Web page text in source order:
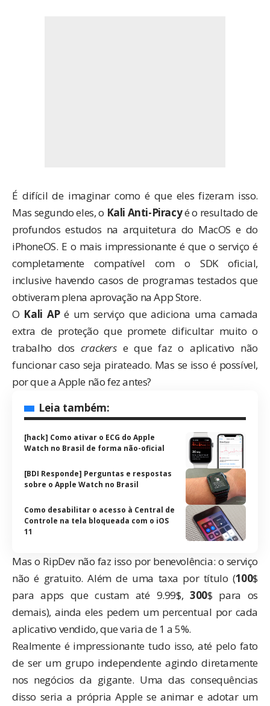
É difícil de imaginar como é que eles fizeram isso.
Mas segundo eles, o Kali Anti-Piracyé o resultado de
profundos estudos na arquitetura do MacOS e do
iPhoneOS. E o mais impressionante é que o serviço é
completamente compatível com o SDK oficial,
inclusive havendo casos de programas testados que
obtiveram plena aprovação na App Store.
O Kali APé um serviço que adiciona uma camada
extra de proteção que promete dificultar muito o
trabalho dos crackerse que faz o aplicativo não
funcionar caso seja pirateado. Mas se isso é possível,
por que a Apple não fez antes?
Leia também:
[hack] Como ativar o ECG do Apple
Watch no Brasil de forma não-oficial
[BDI Responde] Perguntas e respostas
sobre o Apple Watch no Brasil
Como desabilitar o acesso à Central de
Controle na tela bloqueada com o iOS
11
Mas o RipDev não faz isso por benevolência: o serviço
não é gratuito. Além de uma taxa por título (100$
para apps que custam até 9.99$,300$ para os
demais), ainda eles pedem um percentual por cada
aplicativo vendido, que varia de 1 a 5%.
Realmente é impressionante tudo isso, até pelo fato
de ser um grupo independente agindo diretamente
nos negócios da gigante. Uma das consequências
disso seria a própria Apple se animar e adotar um